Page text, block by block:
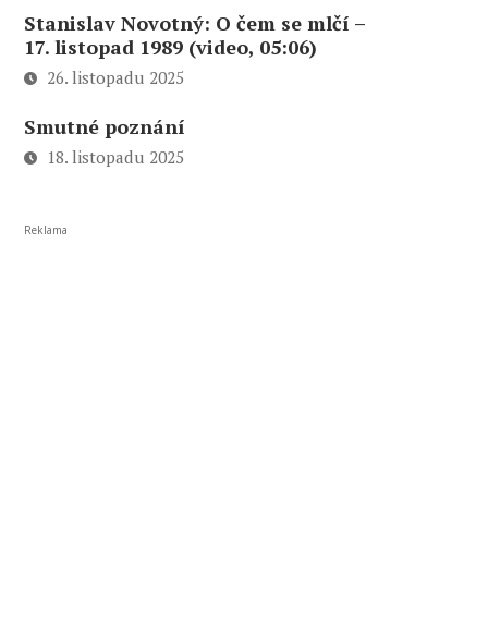
Stanislav Novotný: O čem se mlčí –
17. listopad 1989 (video, 05:06)
26. listopadu 2025
Smutné poznání
18. listopadu 2025
Reklama